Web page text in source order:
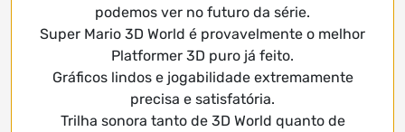
podemos ver no futuro da série.
Super Mario 3D World é provavelmente o melhor
Platformer 3D puro já feito.
Gráficos lindos e jogabilidade extremamente
precisa e satisfatória.
Trilha sonora tanto de 3D World quanto de